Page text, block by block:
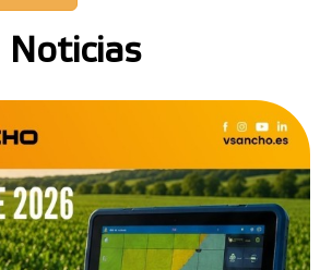
Noticias